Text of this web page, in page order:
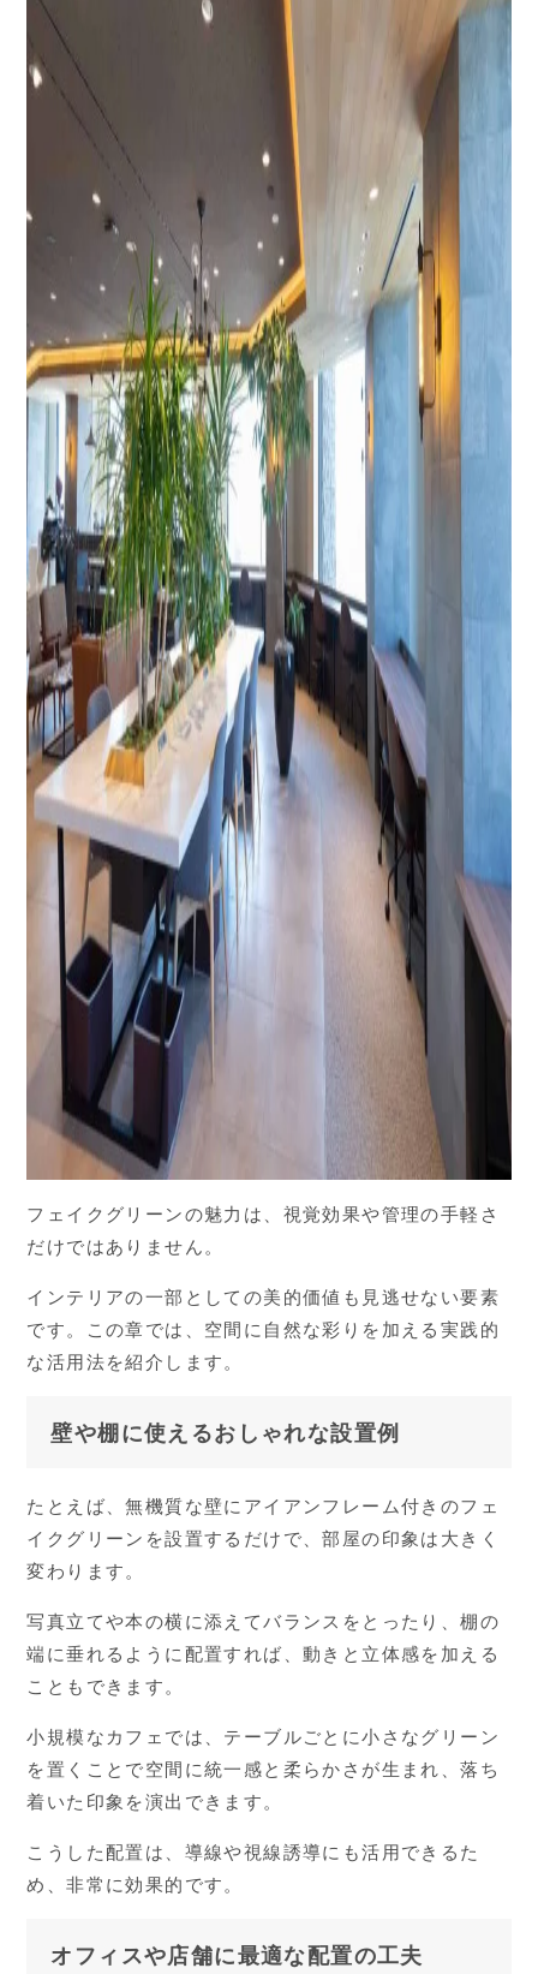
フェイクグリーンの魅力は、視覚効果や管理の手軽さ
だけではありません。
インテリアの一部としての美的価値も見逃せない要素
です。この章では、空間に自然な彩りを加える実践的
な活用法を紹介します。
壁や棚に使えるおしゃれな設置例
たとえば、無機質な壁にアイアンフレーム付きのフェ
イクグリーンを設置するだけで、部屋の印象は大きく
変わります。
写真立てや本の横に添えてバランスをとったり、棚の
端に垂れるように配置すれば、動きと立体感を加える
こともできます。
小規模なカフェでは、テーブルごとに小さなグリーン
を置くことで空間に統一感と柔らかさが生まれ、落ち
着いた印象を演出できます。
こうした配置は、導線や視線誘導にも活用できるた
め、非常に効果的です。
オフィスや店舗に最適な配置の工夫